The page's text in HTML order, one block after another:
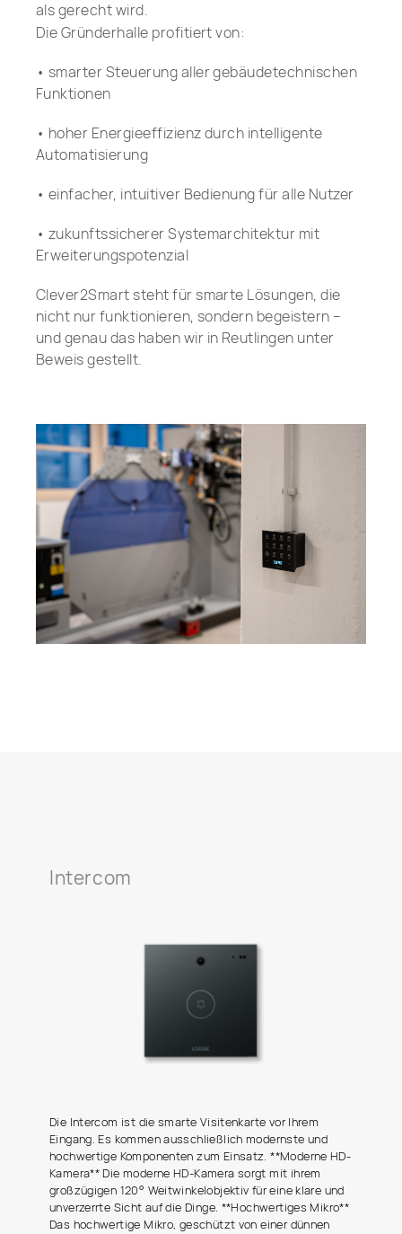
als gerecht wird.
Die Gründerhalle profitiert von:
• smarter Steuerung aller gebäudetechnischen
Funktionen
• hoher Energieeffizienz durch intelligente
Automatisierung
• einfacher, intuitiver Bedienung für alle Nutzer
• zukunftssicherer Systemarchitektur mit
Erweiterungspotenzial
Clever2Smart steht für smarte Lösungen, die
nicht nur funktionieren, sondern begeistern –
und genau das haben wir in Reutlingen unter
Beweis gestellt.
Intercom
Die Intercom ist die smarte Visitenkarte vor Ihrem
Eingang. Es kommen ausschließlich modernste und
hochwertige Komponenten zum Einsatz. **Moderne HD-
Kamera** Die moderne HD-Kamera sorgt mit ihrem
großzügigen 120° Weitwinkelobjektiv für eine klare und
unverzerrte Sicht auf die Dinge. **Hochwertiges Mikro**
Das hochwertige Mikro, geschützt von einer dünnen